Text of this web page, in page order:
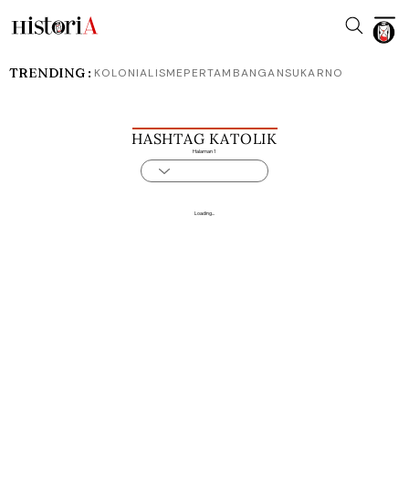
HASHTAG KATOLIK
Halaman 1
Loading...
TRENDING : KOLONIALISMEPERTAMBANGANSUKARNO